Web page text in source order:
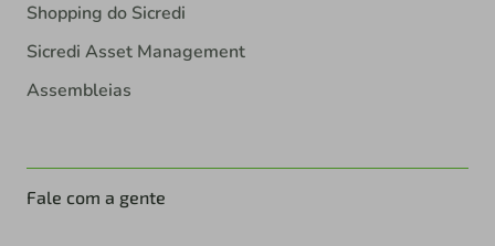
Shopping do Sicredi
Sicredi Asset Management
Assembleias
Fale com a gente